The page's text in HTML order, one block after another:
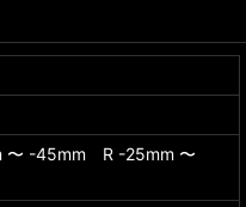
〜 -45mm R -25mm 〜